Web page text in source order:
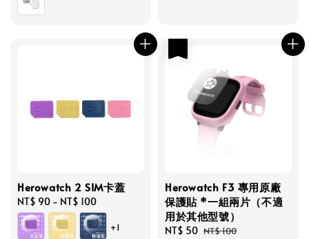
Herowatch 2 SIM卡蓋
Regular
price
NT$ 90 - NT$ 100
+1
Herowatch F3 專用原廠
保護貼 *一組兩片（不適
用於其他型號）
Sale
NT$ 50 Regular
NT$ 100